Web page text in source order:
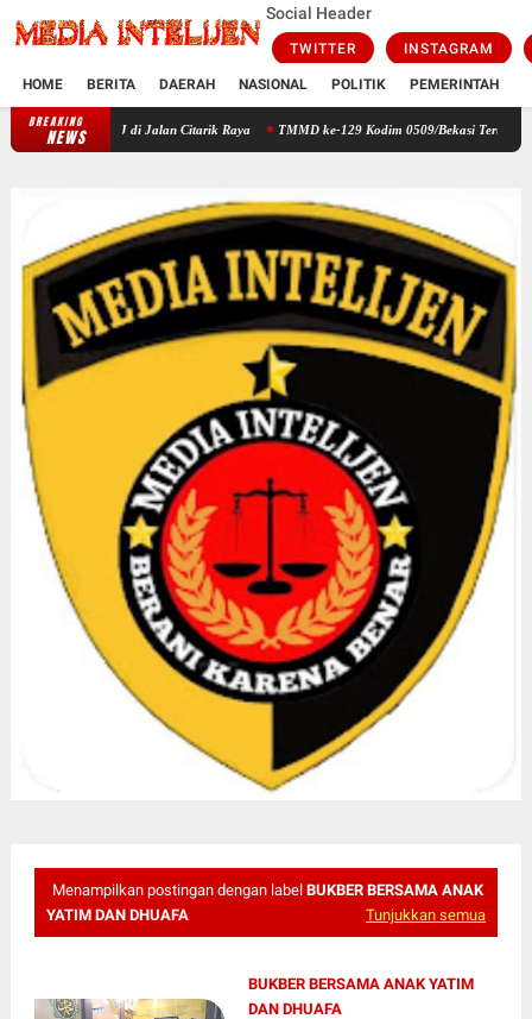
Social Header
TWITTER INSTAGRAM
HOME BERITA DAERAH NASIONAL POLITIK PEMERINTAH
BREAKING
NEWSCegah Kejahatan Malam, Polsek Cikarang Timur Gelar OKJ di Jalan Citarik
Menampilkan postingan dengan label BUKBER BERSAMA ANAK
YATIM DAN DHUAFA
Tunjukkan semua
BUKBER BERSAMA ANAK YATIM
DAN DHUAFA